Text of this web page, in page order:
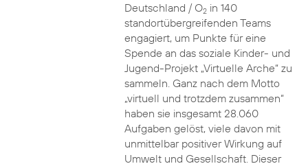
Deutschland / O2in 140
standortübergreifenden Teams
engagiert, um Punkte für eine
Spende an das soziale Kinder- und
Jugend-Projekt „Virtuelle Arche“ zu
sammeln. Ganz nach dem Motto
„virtuell und trotzdem zusammen“
haben sie insgesamt 28.060
Aufgaben gelöst, viele davon mit
unmittelbar positiver Wirkung auf
Umwelt und Gesellschaft. Dieser